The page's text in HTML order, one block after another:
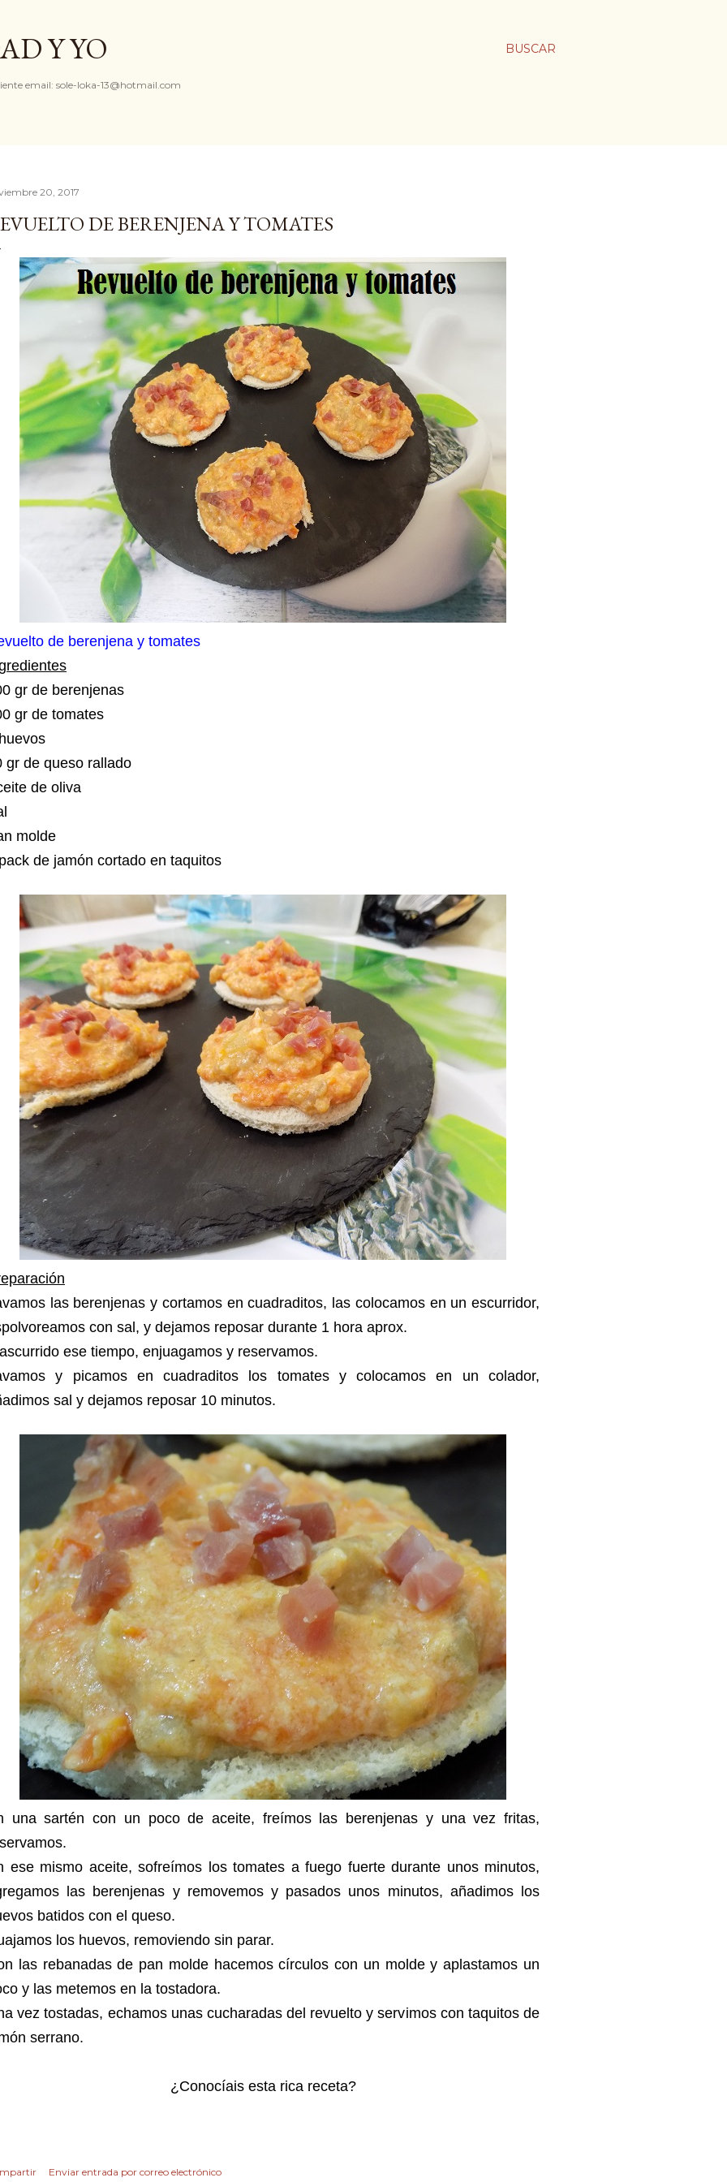
BUSCAR
Y YO
email: sole-loka-13@hotmail.com
20, 2017
DE BERENJENA Y TOMATES
de berenjena y tomates
gr de berenjenas
gr de tomates
gr de queso rallado
de oliva
molde
de jamón cortado en taquitos
las berenjenas y cortamos en cuadraditos, las colocamos en un escurridor,
con sal, y dejamos reposar durante 1 hora aprox.
ese tiempo, enjuagamos y reservamos.
y picamos en cuadraditos los tomates y colocamos en un colador,
sal y dejamos reposar 10 minutos.
una sartén con un poco de aceite, freímos las berenjenas y una vez fritas,
ese mismo aceite, sofreímos los tomates a fuego fuerte durante unos minutos,
las berenjenas y removemos y pasados unos minutos, añadimos los
batidos con el queso.
los huevos, removiendo sin parar.
las rebanadas de pan molde hacemos círculos con un molde y aplastamos un
y las metemos en la tostadora.
vez tostadas, echamos unas cucharadas del revuelto y servimos con taquitos de
serrano.
¿Conocíais esta rica receta?
Enviar entrada por correo electrónico